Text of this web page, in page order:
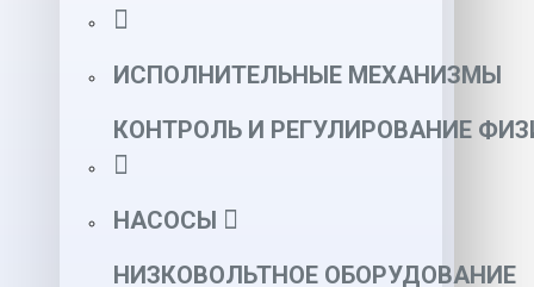
ИСПОЛНИТЕЛЬНЫЕ МЕХАНИЗМЫ
КОНТРОЛЬ И РЕГУЛИРОВАНИЕ
НАСОСЫ
НИЗКОВОЛЬТНОЕ ОБОРУДОВАНИЕ